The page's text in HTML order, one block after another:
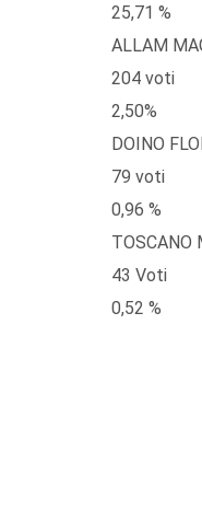
25,71 %
ALLAM
204 voti
2,50%
DOINO
79 voti
0,96 %
TOSCANO
43 Voti
0,52 %